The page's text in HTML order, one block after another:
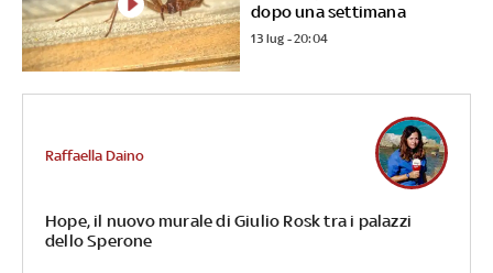
dopo una settimana
13 lug - 20:04
Hope, il nuovo murale di Giulio Rosk tra i palazzi
dello Sperone
Raffaella Daino